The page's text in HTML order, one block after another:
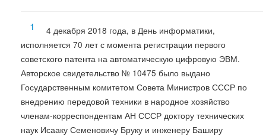
1
4 декабря 2018 года, в День информатики,
исполняется 70 лет с момента регистрации первого
советского патента на автоматическую цифровую ЭВМ.
Авторское свидетельство № 10475 было выдано
Государственным комитетом Совета Министров СССР по
внедрению передовой техники в народное хозяйство
членам-корреспондентам АН СССР доктору технических
наук Исааку Семеновичу Бруку и инженеру Баширу